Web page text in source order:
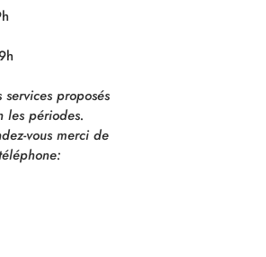
proposés
les périodes.
vous merci de